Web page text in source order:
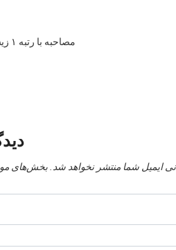
مصاحبه با رتبه ۱ زیست فناوری پزشکی آزمون…
ایمیل شما منتشر نخواهد شد. بخش‌های